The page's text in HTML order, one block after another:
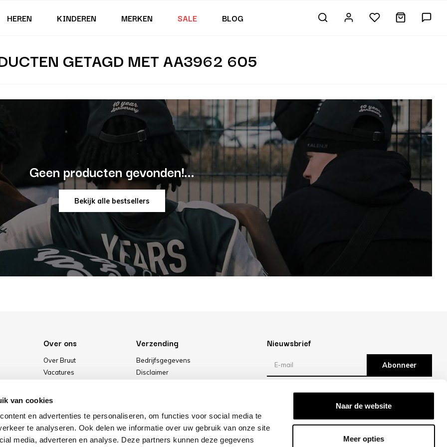
van cookies
en advertenties te personaliseren, om functies voor social media te
te analyseren. Ook delen we informatie over uw gebruik van onze site
media, adverteren en analyse. Deze partners kunnen deze gegevens
Naar de website
Meer opties
HEREN KINDEREN MERKEN SALE BLOG
GETAGD MET AA3962 605
Geen producten gevonden!...
Bekijk alle bestsellers
Over ons
Over Bruut
Vacatures
Onze winkel
Verzending
Bedrijfsgegevens
Disclaimer
Nieuwsbrief
Abonneer
Reviews
/10 -klantbeoordelingen